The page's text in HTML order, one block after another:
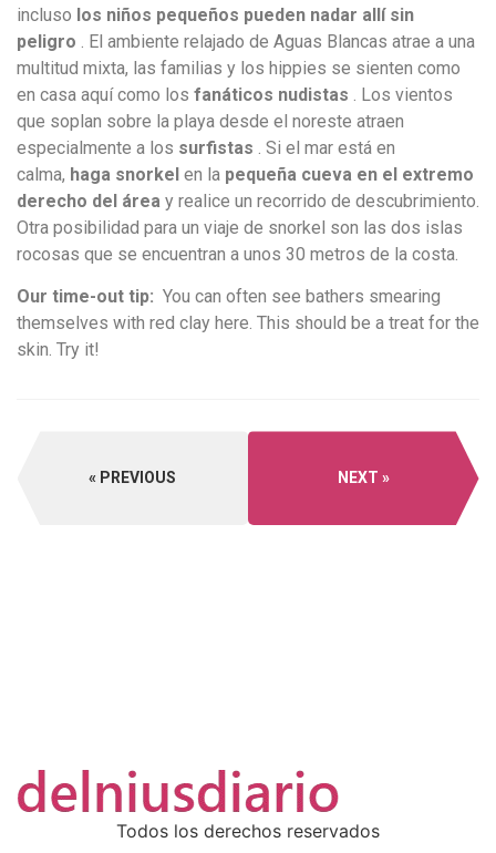
incluso los niños pequeños pueden nadar allí sin
peligro . El ambiente relajado de Aguas Blancas atrae a una
multitud mixta, las familias y los hippies se sienten como
en casa aquí como los fanáticos nudistas . Los vientos
que soplan sobre la playa desde el noreste atraen
especialmente a los surfistas . Si el mar está en
calma, haga snorkel en la pequeña cueva en el extremo
derecho del área y realice un recorrido de descubrimiento.
Otra posibilidad para un viaje de snorkel son las dos islas
rocosas que se encuentran a unos 30 metros de la costa.
Our time-out tip: You can often see bathers smearing
themselves with red clay here. This should be a treat for the
skin. Try it!
PREVIOUS NEXT
Todos los derechos reservados